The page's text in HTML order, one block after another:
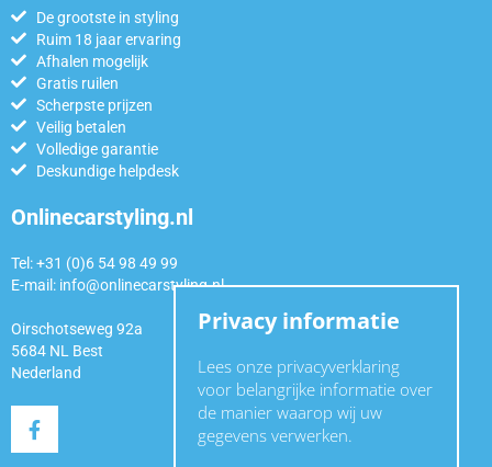
De grootste in styling
Ruim 18 jaar ervaring
Afhalen mogelijk
Gratis ruilen
Scherpste prijzen
Veilig betalen
Volledige garantie
Deskundige helpdesk
Onlinecarstyling.nl
Tel: +31 (0)6 54 98 49 99
E-mail: info@onlinecarstyling.nl
Oirschotseweg 92a
5684 NL Best
Nederland
Privacy informatie
Lees onze privacyverklaring
voor belangrijke informatie over
de manier waarop wij uw
gegevens verwerken.